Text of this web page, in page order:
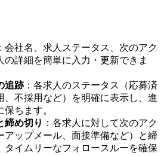
会社名、求人ステータス、次のアク
の詳細を簡単に入力・更新できま
追跡：各求人のステータス（応募済
、不採用など）を明確に表示し、進
ちます。
締め切り ：各求人に対して次のアク
アップメール、面接準備など）と締
タイムリーなフォロースルーを確保